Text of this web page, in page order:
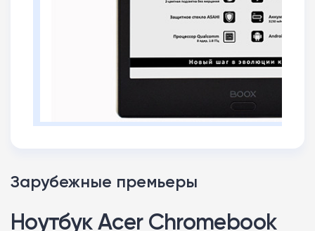
Зарубежные премьеры
Ноутбук Acer Chromebook